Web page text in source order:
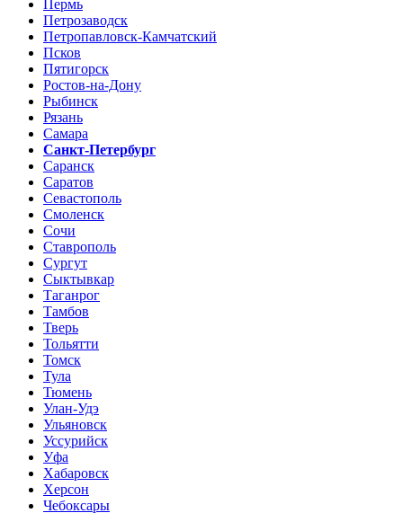
Пермь
Петрозаводск
Петропавловск-Камчатский
Псков
Пятигорск
Ростов-на-Дону
Рыбинск
Рязань
Самара
Санкт-Петербург
Саранск
Саратов
Севастополь
Смоленск
Сочи
Ставрополь
Сургут
Сыктывкар
Таганрог
Тамбов
Тверь
Тольятти
Томск
Тула
Тюмень
Улан-Удэ
Ульяновск
Уссурийск
Уфа
Хабаровск
Херсон
Чебоксары